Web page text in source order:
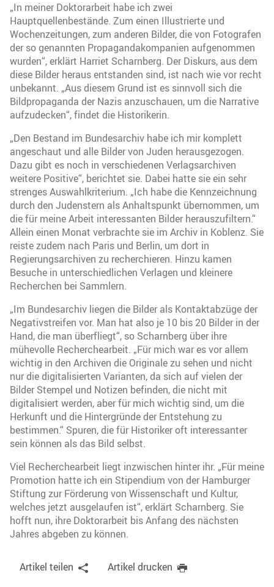
„In meiner Doktorarbeit habe ich zwei
Hauptquellenbestände. Zum einen Illustrierte und
Wochenzeitungen, zum anderen Bilder, die von Fotografen
der so genannten Propagandakompanien aufgenommen
wurden“, erklärt Harriet Scharnberg. Der Diskurs, aus dem
diese Bilder heraus entstanden sind, ist nach wie vor recht
unbekannt. „Aus diesem Grund ist es sinnvoll sich die
Bildpropaganda der Nazis anzuschauen, um die Narrative
aufzudecken“, findet die Historikerin.
„Den Bestand im Bundesarchiv habe ich mir komplett
angeschaut und alle Bilder von Juden herausgezogen.
Dazu gibt es noch in verschiedenen Verlagsarchiven
weitere Positive“, berichtet sie. Dabei hatte sie ein sehr
strenges Auswahlkriterium. „Ich habe die Kennzeichnung
durch den Judenstern als Anhaltspunkt übernommen, um
die für meine Arbeit interessanten Bilder herauszufiltern.“
Allein einen Monat verbrachte sie im Archiv in Koblenz. Sie
reiste zudem nach Paris und Berlin, um dort in
Regierungsarchiven zu recherchieren. Hinzu kamen
Besuche in unterschiedlichen Verlagen und kleinere
Recherchen bei Sammlern.
„Im Bundesarchiv liegen die Bilder als Kontaktabzüge der
Negativstreifen vor. Man hat also je 10 bis 20 Bilder in der
Hand, die man überfliegt“, so Scharnberg über ihre
mühevolle Recherchearbeit. „Für mich war es vor allem
wichtig in den Archiven die Originale zu sehen und nicht
nur die digitalisierten Varianten, da sich auf vielen der
Bilder Stempel und Notizen befinden, die nicht mit
digitalisiert werden, aber für mich wichtig sind, um die
Herkunft und die Hintergründe der Entstehung zu
bestimmen.“ Spuren, die für Historiker oft interessanter
sein können als das Bild selbst.
Viel Recherchearbeit liegt inzwischen hinter ihr. „Für meine
Promotion hatte ich ein Stipendium von der Hamburger
Stiftung zur Förderung von Wissenschaft und Kultur,
welches jetzt ausgelaufen ist“, erklärt Scharnberg. Sie
hofft nun, ihre Doktorarbeit bis Anfang des nächsten
Jahres abgeben zu können.
Artikel teilen Artikel drucken